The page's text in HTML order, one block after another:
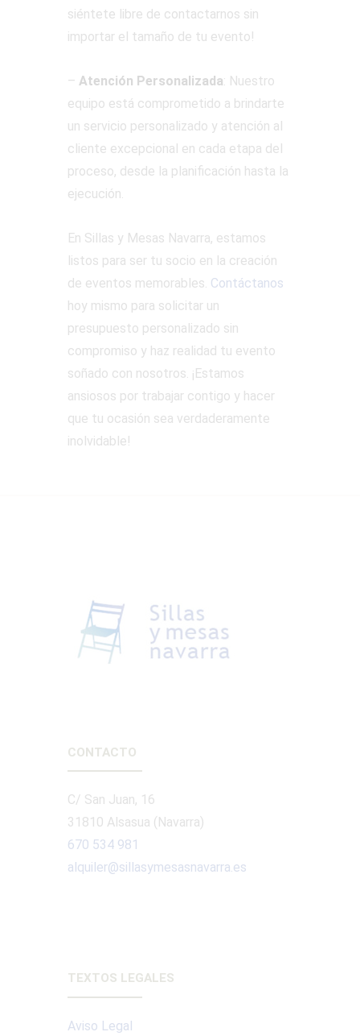
siéntete libre de contactarnos sin
importar el tamaño de tu evento!
– Atención Personalizada: Nuestro
equipo está comprometido a brindarte
un servicio personalizado y atención al
cliente excepcional en cada etapa del
proceso, desde la planificación hasta la
ejecución.
En Sillas y Mesas Navarra, estamos
listos para ser tu socio en la creación
de eventos memorables. Contáctanos
hoy mismo para solicitar un
presupuesto personalizado sin
compromiso y haz realidad tu evento
soñado con nosotros. ¡Estamos
ansiosos por trabajar contigo y hacer
que tu ocasión sea verdaderamente
inolvidable!
CONTACTO
C/ San Juan, 16
31810 Alsasua (Navarra)
670 534 981
alquiler@sillasymesasnavarra.es
TEXTOS LEGALES
Aviso Legal